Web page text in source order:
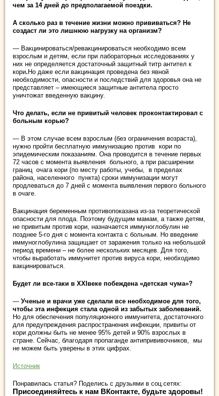
чем за 14 дней до предполагаемой поездки.
А сколько раз в течение жизни можно прививаться? Не
создаст ли это лишнюю нагрузку на организм?
— Вакцинироваться/ревакцинироваться необходимо всем
взрослым и детям, если при лабораторных исследованиях у
них не определяется достаточный защитный титр антител к
кори. Но даже если вакцинация проведена без явной
необходимости, опасности и последствий для здоровья она не
представляет – имеющиеся защитные антитела просто
уничтожат введенную вакцину.
Что делать, если не привитый человек проконтактировал с
больным корью?
— В этом случае всем взрослым (без ограничения возраста),
нужно пройти бесплатную иммунизацию против кори по
эпидемическим показаниям. Она проводится в течение первых
72 часов с момента выявления больного, а при расширении
границ очага кори (по месту работы, учебы, в пределах
района, населенного пункта) сроки иммунизации могут
продлеваться до 7 дней с момента выявления первого больного
в очаге.
Вакцинация беременным противопоказана из-за теоретической
опасности для плода. Поэтому будущим мамам, а также детям,
не привитым против кори, назначается иммуноглобулин не
позднее 5-го дня с момента контакта с больным. Но введение
иммуноглобулина защищает от заражения только на небольшой
период времени – не более нескольких месяцев. Для того,
чтобы выработать иммунитет против вируса кори, необходимо
вакцинироваться.
Будет ли все-таки в XXI веке побеждена «детская чума»?
— Ученые и врачи уже сделали все необходимое для того,
чтобы эта инфекция стала одной из забытых заболеваний.
Но для обеспечения популяционного иммунитета, достаточного
для предупреждения распространения инфекции, привиты от
кори должны быть не менее 95% детей и 90% взрослых в
стране. Сейчас, благодаря пропаганде антипрививочников, мы
не можем быть уверены в этих цифрах.
Источник
Понравилась статья? Поделись с друзьями в соц.сетях:
Присоединяйтесь к нам ВКонтакте, будьте здоровы!